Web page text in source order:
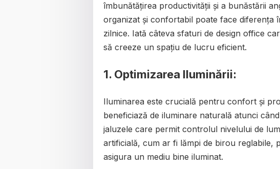
îmbunătățirea productivității și a bunăstării
organizat și confortabil poate face diferența
zilnice. Iată câteva sfaturi de design office
să creeze un spațiu de lucru eficient.
1. Optimizarea Iluminării:
Iluminarea este crucială pentru confort și
beneficiază de iluminare naturală atunci
jaluzele care permit controlul nivelului de
artificială, cum ar fi lămpi de birou reglabile,
asigura un mediu bine iluminat.